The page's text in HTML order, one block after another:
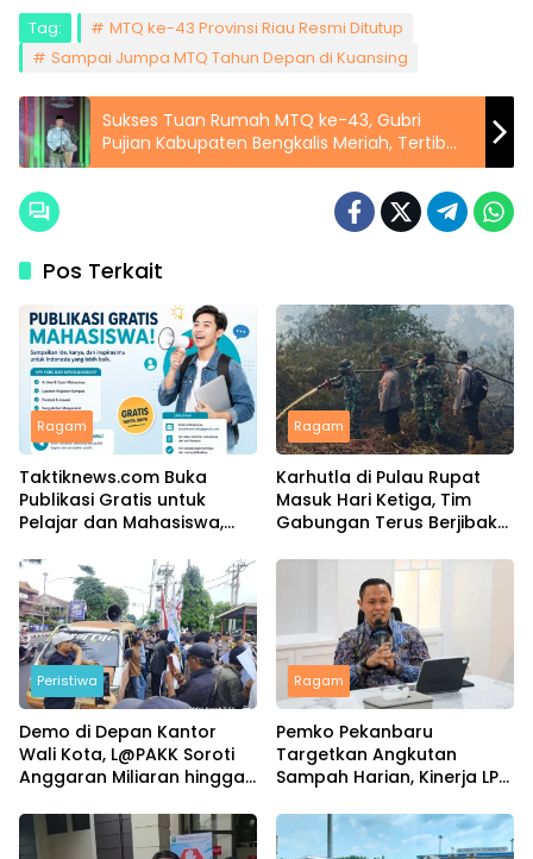
Tag:
MTQ ke-43 Provinsi Riau Resmi Ditutup
Sampai Jumpa MTQ Tahun Depan di Kuansing
Sukses Tuan Rumah MTQ ke-43, Gubri
Pujian Kabupaten Bengkalis Meriah, Tertib
dan Penuh Pelayanan Terbaik
Pos Terkait
Ragam
Taktiknews.com Buka
Publikasi Gratis untuk
Pelajar dan Mahasiswa,
Ragam
Karhutla di Pulau Rupat
Masuk Hari Ketiga, Tim
Gabungan Terus Berjibaku
Peristiwa
Demo di Depan Kantor
Wali Kota, L@PAKK Soroti
Anggaran Miliaran hingga
Ragam
Pemko Pekanbaru
Targetkan Angkutan
Sampah Harian, Kinerja LPS